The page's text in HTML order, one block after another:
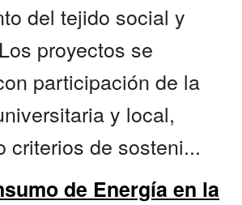
del tejido social y
proyectos se
participación de la
y local,
criterios de sosteni...
de Energía en la